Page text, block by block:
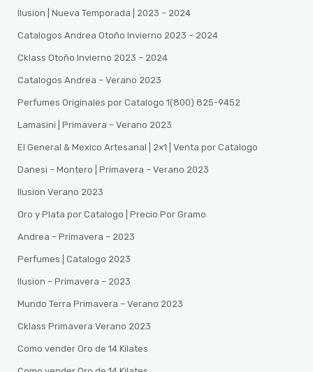
Ilusion | Nueva Temporada | 2023 – 2024
Catalogos Andrea Otoño Invierno 2023 – 2024
Cklass Otoño Invierno 2023 – 2024
Catalogos Andrea – Verano 2023
Perfumes Originales por Catalogo 1(800) 825-9452
Lamasini | Primavera – Verano 2023
El General & Mexico Artesanal | 2×1 | Venta por Catalogo
Danesi – Montero | Primavera – Verano 2023
Ilusion Verano 2023
Oro y Plata por Catalogo | Precio Por Gramo
Andrea – Primavera – 2023
Perfumes | Catalogo 2023
Ilusion – Primavera – 2023
Mundo Terra Primavera – Verano 2023
Cklass Primavera Verano 2023
Como vender Oro de 14 Kilates